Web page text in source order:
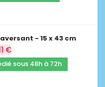
- 15 x 43 cm
€
sous 48h à 72h